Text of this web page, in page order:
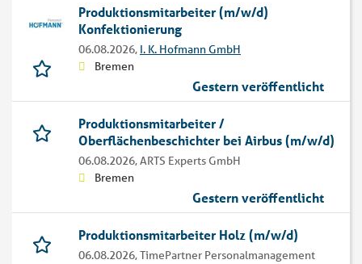
Produktionsmitarbeiter (m/w/d)
Konfektionierung
06.08.2026, I. K. Hofmann GmbH
Bremen
Gestern veröffentlicht
Produktionsmitarbeiter /
Oberflächenbeschichter bei Airbus (m/w/d)
06.08.2026,ARTS Experts GmbH
Bremen
Gestern veröffentlicht
Produktionsmitarbeiter Holz (m/w/d)
06.08.2026,TimePartner Personalmanagement